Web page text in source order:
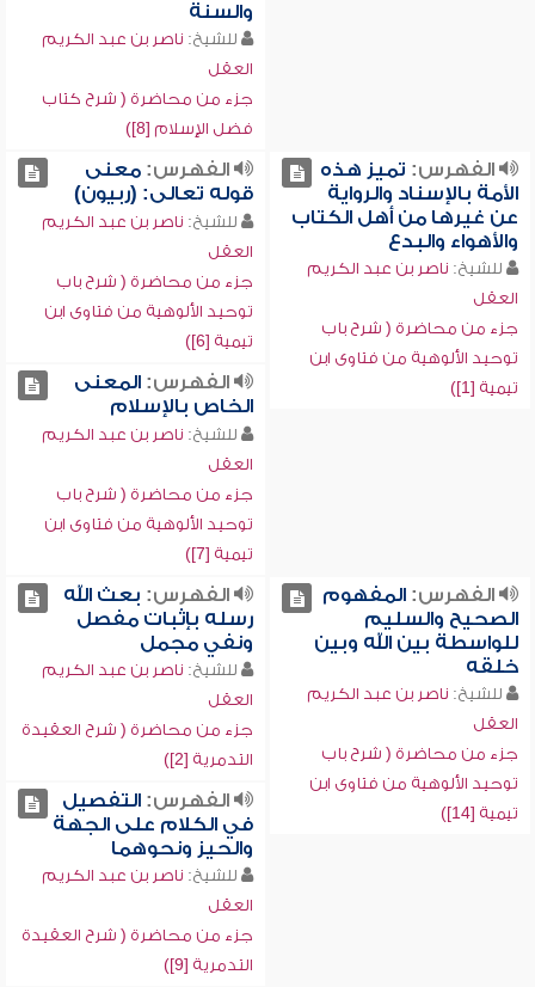
والسنة
للشيخ: ناصر بن عبد الكريم
العقل
جزء من محاضرة ( شرح كتاب
فضل الإسلام [8])
الفهرس: تميز هذه
الأمة بالإسناد والرواية
عن غيرها من أهل الكتاب
والأهواء والبدع
للشيخ: ناصر بن عبد الكريم
العقل
جزء من محاضرة ( شرح باب
توحيد الألوهية من فتاوى ابن
تيمية [1])
الفهرس:معنى
قوله تعالى: (ربيون)
للشيخ: ناصر بن عبد الكريم
العقل
جزء من محاضرة ( شرح باب
توحيد الألوهية من فتاوى ابن
تيمية [6])
الفهرس:المعنى
الخاص بالإسلام
للشيخ: ناصر بن عبد الكريم
العقل
جزء من محاضرة ( شرح باب
توحيد الألوهية من فتاوى ابن
تيمية [7])
الفهرس:المفهوم
الصحيح والسليم
للواسطة بين الله وبين
خلقه
للشيخ: ناصر بن عبد الكريم
العقل
جزء من محاضرة ( شرح باب
توحيد الألوهية من فتاوى ابن
تيمية [14])
الفهرس: بعث الله
رسله بإثبات مفصل
ونفي مجمل
للشيخ: ناصر بن عبد الكريم
العقل
جزء من محاضرة ( شرح العقيدة
التدمرية [2])
الفهرس:التفصيل
في الكلام على الجهة
والحيز ونحوهما
للشيخ: ناصر بن عبد الكريم
العقل
جزء من محاضرة ( شرح العقيدة
التدمرية [9])